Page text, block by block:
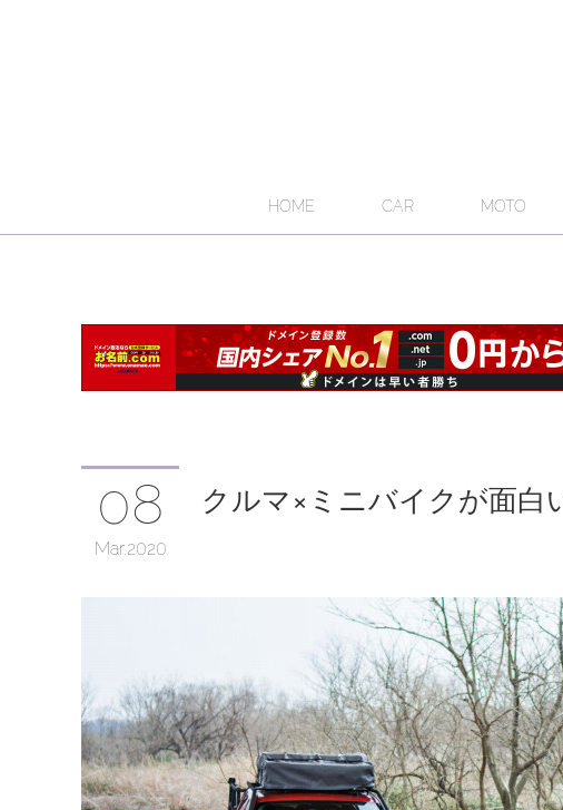
HOME CAR MOTO
08
Mar 2020
クルマ×ミニバイクが面白